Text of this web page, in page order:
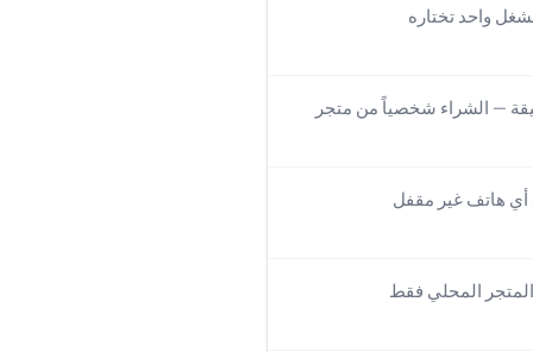
واحد تختاره
هاتف غير مقفل
المتجر المحلي فقط